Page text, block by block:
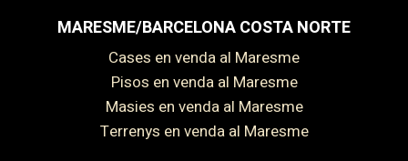
MARESME/BARCELONA COSTA NORTE
Cases en venda al Maresme
Pisos en venda al Maresme
Masies en venda al Maresme
Terrenys en venda al Maresme